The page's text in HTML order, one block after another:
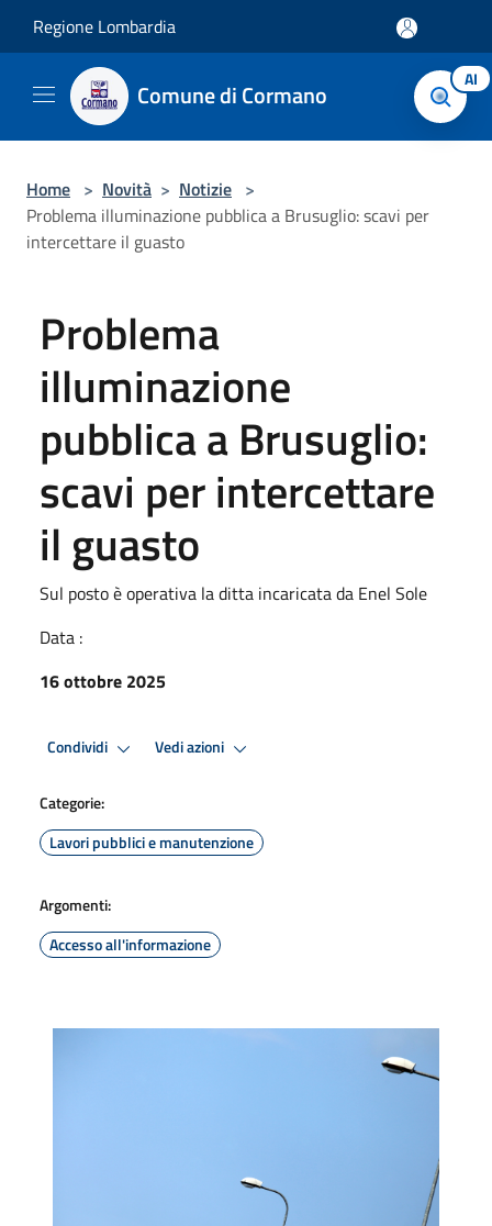
Regione Lombardia
Comune di Cormano AI
Home > Novità > Notizie >
Problema illuminazione pubblica a Brusuglio: scavi per
intercettare il guasto
Problema
illuminazione
pubblica a Brusuglio:
scavi per intercettare
il guasto
Sul posto è operativa la ditta incaricata da Enel Sole
Data :
16 ottobre 2025
Condividi Vedi azioni
Categorie:
Lavori pubblici e manutenzione
Argomenti:
Accesso all'informazione